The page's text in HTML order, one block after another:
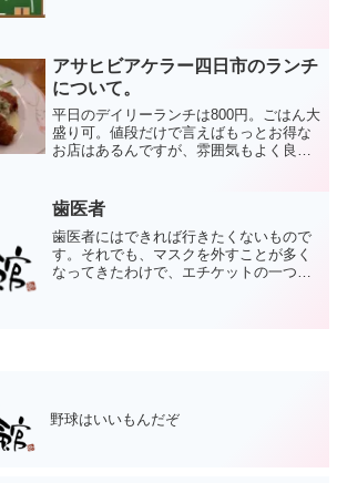
アサヒビアケラー四日市のランチ
について。
平日のデイリーランチは800円。ごはん大
盛り可。値段だけで言えばもっとお得な
お店はあるんですが、雰囲気もよく良い
おいしかったです。
歯医者
歯医者にはできれば行きたくないもので
す。それでも、マスクを外すことが多く
なってきたわけで、エチケットの一つと
野球はいいもんだぞ